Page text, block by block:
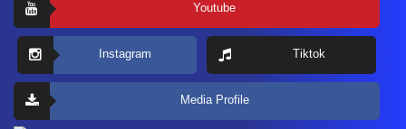
Youtube
Instagram Tiktok
Media Profile